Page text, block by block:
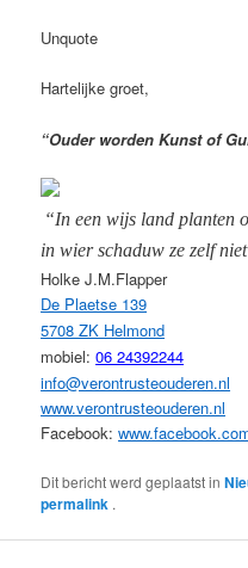
Unquote
Hartelijke groet,
“Ouder worden Kunst of
“In een wijs land planten
in wier schaduw ze zelf
Holke J.M.Flapper
De Plaetse 139
5708 ZK Helmond
mobiel:06 24392244
info@verontrusteouderen.nl
www.verontrusteouderen.nl
Facebook:
Dit bericht werd geplaatst in
permalink .